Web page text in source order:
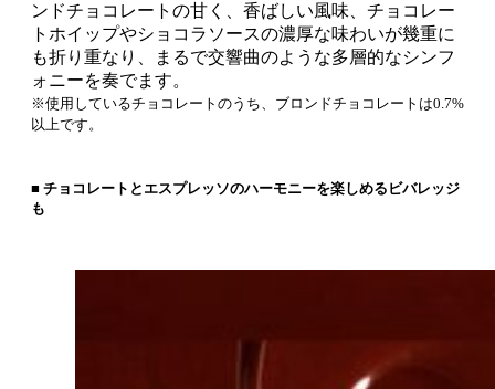
ンドチョコレートの甘く、香ばしい風味、チョコレー
トホイップやショコラソースの濃厚な味わいが幾重に
も折り重なり、まるで交響曲のような多層的なシンフ
ォニーを奏でます。
※使用しているチョコレートのうち、ブロンドチョコレートは0.7%
以上です。
■ チョコレートとエスプレッソのハーモニーを楽しめるビバレッジ
も